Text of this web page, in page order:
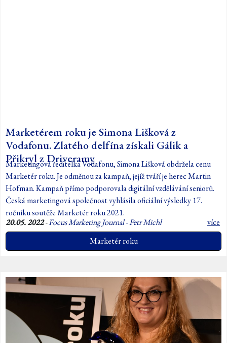
Marketérem roku je Simona Lišková z
Vodafonu. Zlatého delfína získali Gálik a
Přikryl z Driveramy
Marketingová ředitelka Vodafonu, Simona Lišková obdržela cenu
Marketér roku. Je odměnou za kampaň, jejíž tváří je herec Martin
Hofman. Kampaň přímo podporovala digitální vzdělávání seniorů.
Česká marketingová společnost vyhlásila oficiální výsledky 17.
ročníku soutěže Marketér roku 2021.
20.05. 2022-Focus Marketing Journal - Petr Michl
více
Marketér roku